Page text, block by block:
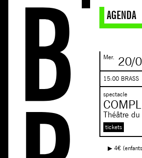
AGENDA
Mer. 20/
15:00 BRASS
spectacle
Théâtre du
tickets
▶︎ 4€